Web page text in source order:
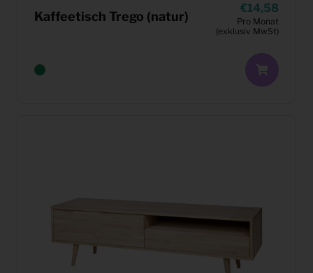
Kaffeetisch Trego (natur)
14,58
Pro Monat
(exklusiv MwSt)